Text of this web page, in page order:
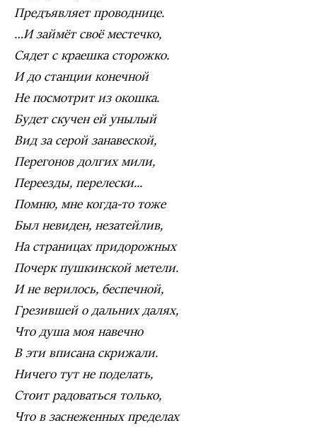
Предъявляет проводнице.
…И займёт своё местечко,
Сядет с краешка сторожко.
И до станции конечной
Не посмотрит из окошка.
Будет скучен ей унылый
Вид за серой занавеской,
Перегонов долгих мили,
Переезды, перелески...
Помню, мне когда-то тоже
Был невиден, незатейлив,
На страницах придорожных
Почерк пушкинской метели.
И не верилось, беспечной,
Грезившей о дальних далях,
Что душа моя навечно
В эти вписана скрижали.
Ничего тут не поделать,
Стоит радоваться только,
Что в заснеженных пределах